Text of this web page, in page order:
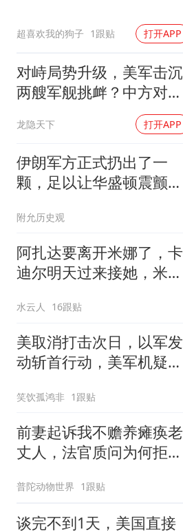
超喜欢我的狗子 1跟贴 打开APP
对峙局势升级，美军击沉
两艘军舰挑衅？中方对美
龙隐天下 打开APP
伊朗军方正式扔出了一
颗，足以让华盛顿震颤的
附允历史观
阿扎达要离开米娜了，卡
迪尔明天过来接她，米娜
水云人 16跟贴
美取消打击次日，以军发
动斩首行动，美军机疑被
笑饮孤鸿非 1跟贴
前妻起诉我不赡养瘫痪老
丈人，法官质问为何拒不
普陀动物世界 1跟贴
谈完不到1天，美国直接